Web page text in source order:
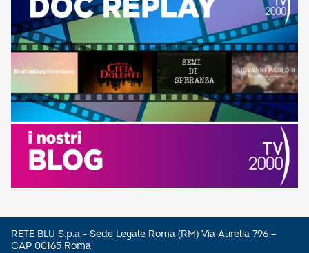
RETE BLU S.p.a - Sede Legale Roma (RM) Via Aurelia 796 –
CAP 00165 Roma